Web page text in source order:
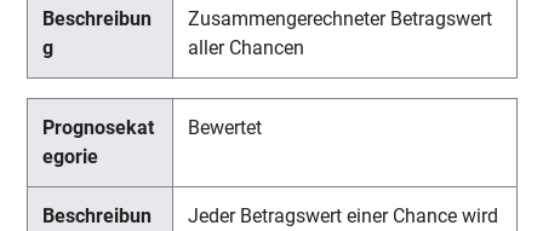
Zusammengerechneter Betragswert
aller Chancen
Bewertet
Jeder Betragswert einer Chance wird